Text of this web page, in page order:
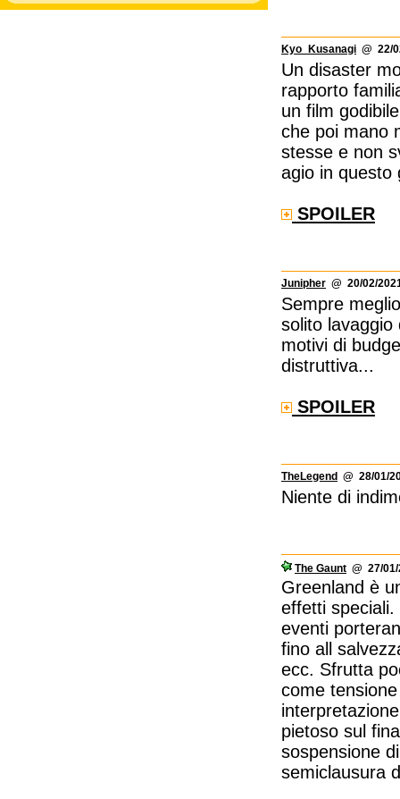
Kyo_Kusanagi @ 22/
Un disaster
rapporto
un film
che poi mano
stesse e non
agio in questo
SPOILER
Junipher @ 20/02/
Sempre
solito
motivi di
distruttiva...
SPOILER
TheLegend @ 28/01/
Niente di
The Gaunt @ 27/
Greenland è
effetti
eventi
fino all
ecc. Sfrutta
come
pietoso sul
sospensione
semiclausura